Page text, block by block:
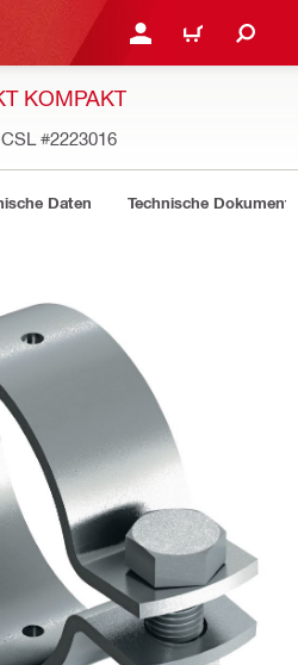
ANMELDEN ODER
WARENKORB
KOMPAKT
#2223016
Daten Technische Dokumente